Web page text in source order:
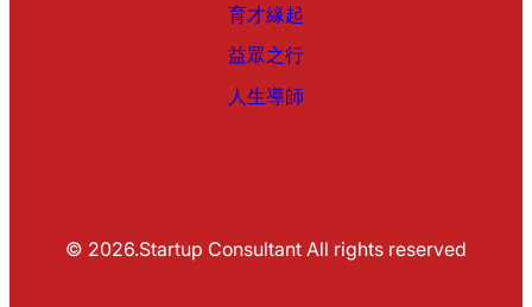
育才緣起
益眾之行
人生導師
© 2026.Startup Consultant All rights reserved